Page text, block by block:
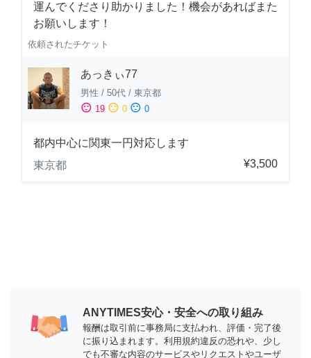
運んでくださり助かりました！機会があればまた
お願いします！
依頼されたチケット
あっきぃ77
男性 / 50代 / 東京都
sentiment_satisfied 19 sentiment_neutral 0 sentiment_dissatisfied 0
都内中心に関東一円対応します
東京都
¥3,500
ANYTIMES安心・安全への取り組み
報酬は取引前に事務局に支払われ、評価・完了後
に振り込まれます。利用規約違反の恐れや、少し
でも不審な内容のサービスやリクエストやユーザ